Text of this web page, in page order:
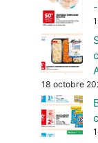
18 octobre